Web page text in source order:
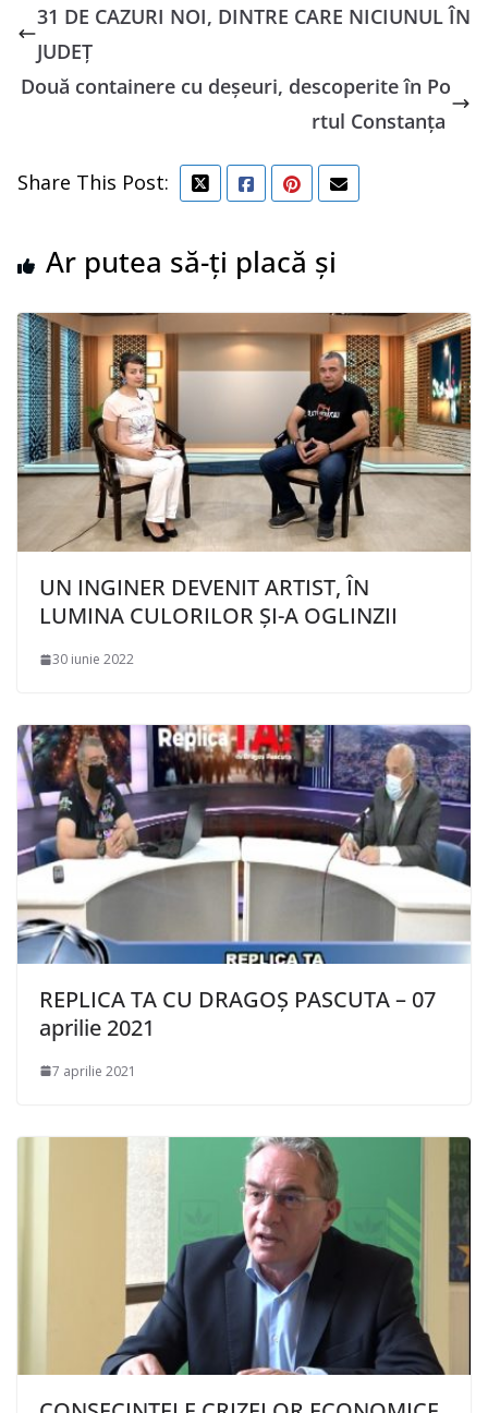
31 DE CAZURI NOI, DINTRE CARE NICIUNUL ÎN
JUDEȚ
Două containere cu deşeuri, descoperite în Po
rtul Constanţa
Share This Post:
Ar putea să-ți placă și
UN INGINER DEVENIT ARTIST, ÎN
LUMINA CULORILOR ȘI-A OGLINZII
30 iunie 2022
REPLICA TA CU DRAGOȘ PASCUTA – 07
aprilie 2021
7 aprilie 2021